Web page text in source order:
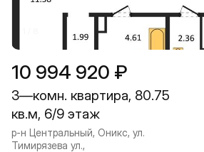
10 994 920 ₽
3—комн. квартира, 80.75
кв.м, 6/9 этаж
р-н Центральный, Оникс, ул.
Тимирязева ул.,